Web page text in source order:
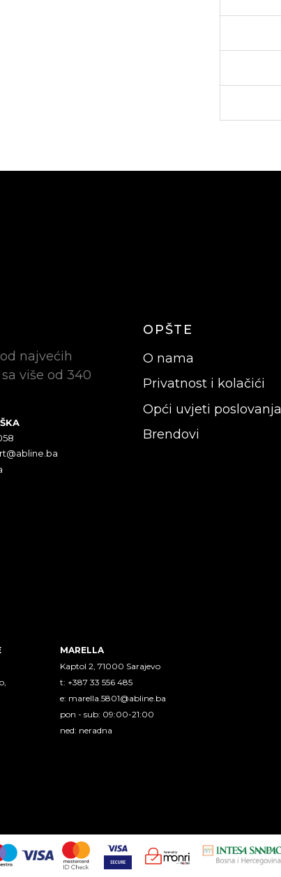
najvećih
više od 340
OPŠTE
O nama
Privatnost i kolačići
Opći uvjeti poslovanja
Brendovi
MARELLA
Kaptol 2, 71000 Sarajevo
t: +387 33 556 485
e: marella.5801@abline.ba
pon - sub: 09:00-21:00
ned: neradna